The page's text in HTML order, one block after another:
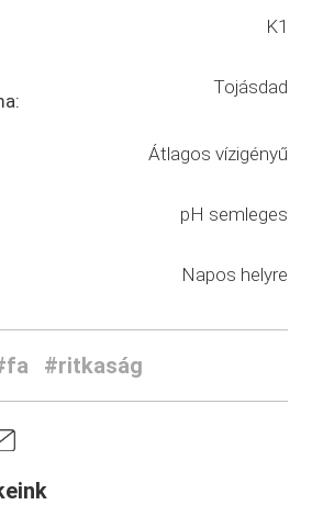
K1
Tojásdad
Átlagos vízigényű
pH semleges
Napos helyre
#ritkaság